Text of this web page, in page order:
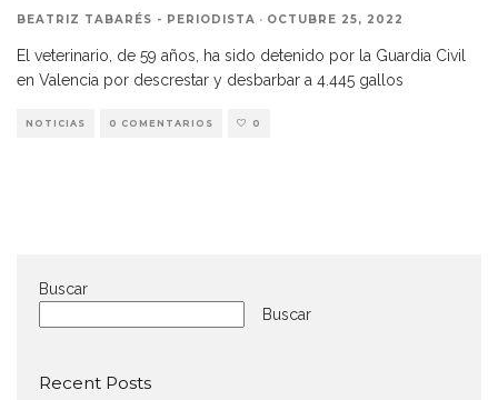
BEATRIZ TABARÉS - PERIODISTA · OCTUBRE 25, 2022
El veterinario, de 59 años, ha sido detenido por la Guardia Civil
en Valencia por descrestar y desbarbar a 4.445 gallos
NOTICIAS 0 COMENTARIOS 0
Buscar
Buscar
Recent Posts